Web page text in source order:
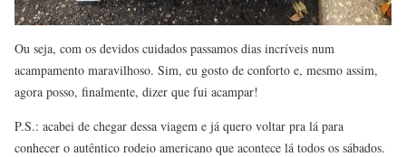
Ou seja, com os devidos cuidados passamos dias incríveis num
acampamento maravilhoso. Sim, eu gosto de conforto e, mesmo assim,
agora posso, finalmente, dizer que fui acampar!
P.S.: acabei de chegar dessa viagem e já quero voltar pra lá para
conhecer o autêntico rodeio americano que acontece lá todos os sábados.